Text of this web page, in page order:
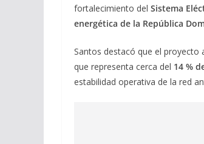
fortalecimiento del Sistema
energética de la República
Santos destacó que el proyecto
que representa cerca del 14 %
estabilidad operativa de la red